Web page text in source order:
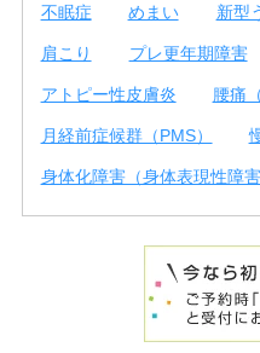
不眠症 めまい 新型
肩こり プレ更年期障害
アトピー性皮膚炎 腰痛
月経前症候群（PMS）
身体化障害（身体表現性障害